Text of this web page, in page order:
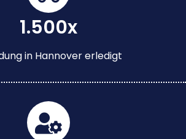
1.500x
in Hannover erledigt